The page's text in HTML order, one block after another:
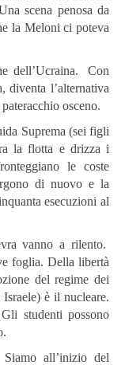
scena penosa da
la Meloni ci poteva
dell’Ucraina. Con
diventa l’alternativa
osceno.
Suprema (sei figli
la flotta e drizza i
le coste
di nuovo e la
esecuzioni al
vanno a rilento.
foglia. Della libertà
del regime dei
è il nucleare.
studenti possono
all’inizio del